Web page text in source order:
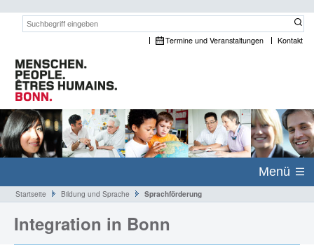
Suchwort:
Termine und Veranstaltungen Kontakt
Menü
Startseite Bildung und Sprache Sprachförderung
Integration in Bonn